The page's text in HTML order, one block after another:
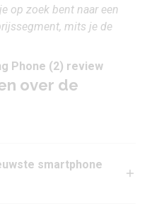
op zoek bent naar een
mits je de
Phone (2) review
over de
smartphone